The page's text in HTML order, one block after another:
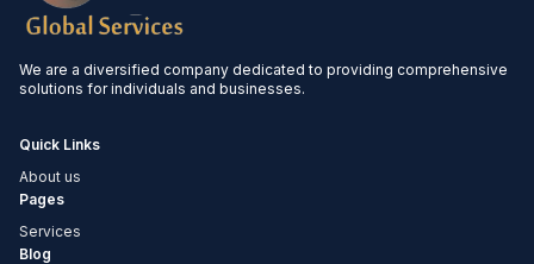
We are a diversified company dedicated to providing comprehensive
solutions for individuals and businesses.
Quick Links
About us
Pages
Services
Blog